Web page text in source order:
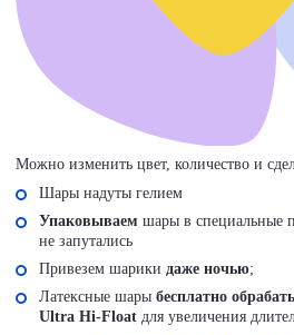
Можно изменить цвет, количество и
Шары надуты гелием
Упаковываем шары в специальные
не запутались
Привезем шарики даже ночью;
Латексные шары бесплатно
Ultra Hi-Float для увеличения